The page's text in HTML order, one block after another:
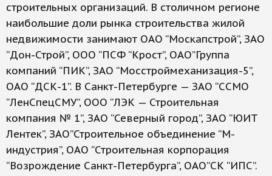
строительных организаций. В столичном регионе
наибольшие доли рынка строительства жилой
недвижимости занимают ОАО “Москапстрой”, ЗАО
“Дон-Строй”, ООО “ПСФ “Крост”, ОАО”Группа
компаний “ПИК”, ЗАО “Мосстроймеханизация-5”,
ОАО “ДСК-1”. В Санкт-Петербурге — ЗАО “ССМО
“ЛенСпецСМУ”, ООО “ЛЭК — Строительная
компания № 1”, ЗАО “Северный город”, ЗАО “ЮИТ
Лентек”, ЗАО”Строительное объединение “М-
индустрия”, ОАО “Строительная корпорация
“Возрождение Санкт-Петербурга”, ОАО”СК “ИПС”.